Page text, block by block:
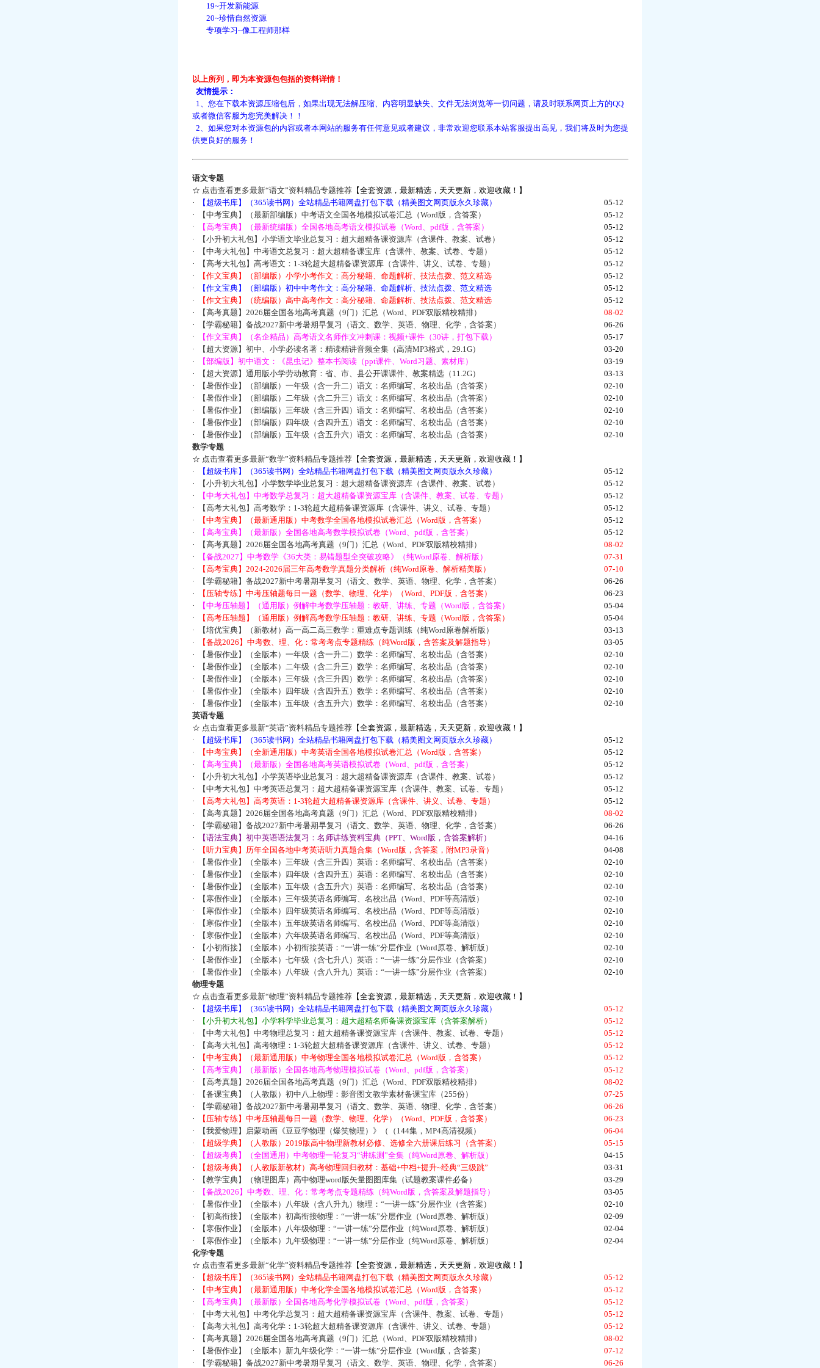
19~开发新能源
20~珍惜自然资源
专项学习~像工程师那样
以上所列，即为本资源包包括的资料详情！
友情提示：
1、您在下载本资源压缩包后，如果出现无法解压缩、内容明显缺失、文件无法浏览等一切问题，请及时联系网页上方的QQ
或者微信客服为您完美解决！！
2、如果您对本资源包的内容或者本网站的服务有任何意见或者建议，非常欢迎您联系本站客服提出高见，我们将及时为您提
供更良好的服务！
语文专题
☆ 点击查看更多最新“语文”资料精品专题推荐【全套资源，最新精选，天天更新，欢迎收藏！】
·
【超级书库】（365读书网）全站精品书籍网盘打包下载（精美图文网页版永久珍藏）
05-12
·
【中考宝典】（最新部编版）中考语文全国各地模拟试卷汇总（Word版，含答案）
05-12
·
【高考宝典】（最新统编版）全国各地高考语文模拟试卷（Word、pdf版，含答案）
05-12
·
【小升初大礼包】小学语文毕业总复习：超大超精备课资源库（含课件、教案、试卷）
05-12
·
【中考大礼包】中考语文总复习：超大超精备课宝库（含课件、教案、试卷、专题）
05-12
·
【高考大礼包】高考语文：1-3轮超大超精备课资源库（含课件、讲义、试卷、专题）
05-12
·
【作文宝典】（部编版）小学小考作文：高分秘籍、命题解析、技法点拨、范文精选
05-12
·
【作文宝典】（部编版）初中中考作文：高分秘籍、命题解析、技法点拨、范文精选
05-12
·
【作文宝典】（统编版）高中高考作文：高分秘籍、命题解析、技法点拨、范文精选
05-12
·
【高考真题】2026届全国各地高考真题（9门）汇总（Word、PDF双版精校精排）
08-02
·
【学霸秘籍】备战2027新中考暑期早复习（语文、数学、英语、物理、化学，含答案）
06-26
·
【作文宝典】（名企精品）高考语文名师作文冲刺课：视频+课件（30讲，打包下载）
05-17
·
【超大资源】初中、小学必读名著：精读精讲音频全集（高清MP3格式，29.1G）
03-20
·
【部编版】初中语文：《昆虫记》整本书阅读（ppt课件、Word习题、素材库）
03-19
·
【超大资源】通用版小学劳动教育：省、市、县公开课课件、教案精选（11.2G）
03-13
·
【暑假作业】（部编版）一年级（含一升二）语文：名师编写、名校出品（含答案）
02-10
·
【暑假作业】（部编版）二年级（含二升三）语文：名师编写、名校出品（含答案）
02-10
·
【暑假作业】（部编版）三年级（含三升四）语文：名师编写、名校出品（含答案）
02-10
·
【暑假作业】（部编版）四年级（含四升五）语文：名师编写、名校出品（含答案）
02-10
·
【暑假作业】（部编版）五年级（含五升六）语文：名师编写、名校出品（含答案）
02-10
数学专题
☆ 点击查看更多最新“数学”资料精品专题推荐【全套资源，最新精选，天天更新，欢迎收藏！】
·
【超级书库】（365读书网）全站精品书籍网盘打包下载（精美图文网页版永久珍藏）
05-12
·
【小升初大礼包】小学数学毕业总复习：超大超精备课资源库（含课件、教案、试卷）
05-12
·
【中考大礼包】中考数学总复习：超大超精备课资源宝库（含课件、教案、试卷、专题）
05-12
·
【高考大礼包】高考数学：1-3轮超大超精备课资源库（含课件、讲义、试卷、专题）
05-12
·
【中考宝典】（最新通用版）中考数学全国各地模拟试卷汇总（Word版，含答案）
05-12
·
【高考宝典】（最新版）全国各地高考数学模拟试卷（Word、pdf版，含答案）
05-12
·
【高考真题】2026届全国各地高考真题（9门）汇总（Word、PDF双版精校精排）
08-02
·
【备战2027】中考数学《36大类：易错题型全突破攻略》（纯Word原卷、解析版）
07-31
·
【高考宝典】2024-2026届三年高考数学真题分类解析（纯Word原卷、解析精美版）
07-10
·
【学霸秘籍】备战2027新中考暑期早复习（语文、数学、英语、物理、化学，含答案）
06-26
·
【压轴专练】中考压轴题每日一题（数学、物理、化学）（Word、PDF版，含答案）
06-23
·
【中考压轴题】（通用版）例解中考数学压轴题：教研、讲练、专题（Word版，含答案）
05-04
·
【高考压轴题】（通用版）例解高考数学压轴题：教研、讲练、专题（Word版，含答案）
05-04
·
【培优宝典】（新教材）高一高二高三数学：重难点专题训练（纯Word原卷解析版）
03-13
·
【备战2026】中考数、理、化：常考考点专题精练（纯Word版，含答案及解题指导）
03-05
·
【暑假作业】（全版本）一年级（含一升二）数学：名师编写、名校出品（含答案）
02-10
·
【暑假作业】（全版本）二年级（含二升三）数学：名师编写、名校出品（含答案）
02-10
·
【暑假作业】（全版本）三年级（含三升四）数学：名师编写、名校出品（含答案）
02-10
·
【暑假作业】（全版本）四年级（含四升五）数学：名师编写、名校出品（含答案）
02-10
·
【暑假作业】（全版本）五年级（含五升六）数学：名师编写、名校出品（含答案）
02-10
英语专题
☆ 点击查看更多最新“英语”资料精品专题推荐【全套资源，最新精选，天天更新，欢迎收藏！】
·
【超级书库】（365读书网）全站精品书籍网盘打包下载（精美图文网页版永久珍藏）
05-12
·
【中考宝典】（全新通用版）中考英语全国各地模拟试卷汇总（Word版，含答案）
05-12
·
【高考宝典】（最新版）全国各地高考英语模拟试卷（Word、pdf版，含答案）
05-12
·
【小升初大礼包】小学英语毕业总复习：超大超精备课资源库（含课件、教案、试卷）
05-12
·
【中考大礼包】中考英语总复习：超大超精备课资源宝库（含课件、教案、试卷、专题）
05-12
·
【高考大礼包】高考英语：1-3轮超大超精备课资源库（含课件、讲义、试卷、专题）
05-12
·
【高考真题】2026届全国各地高考真题（9门）汇总（Word、PDF双版精校精排）
08-02
·
【学霸秘籍】备战2027新中考暑期早复习（语文、数学、英语、物理、化学，含答案）
06-26
·
【语法宝典】初中英语语法复习：名师讲练资料宝典（PPT、Word版，含答案解析）
04-16
·
【听力宝典】历年全国各地中考英语听力真题合集（Word版，含答案，附MP3录音）
04-08
·
【暑假作业】（全版本）三年级（含三升四）英语：名师编写、名校出品（含答案）
02-10
·
【暑假作业】（全版本）四年级（含四升五）英语：名师编写、名校出品（含答案）
02-10
·
【暑假作业】（全版本）五年级（含五升六）英语：名师编写、名校出品（含答案）
02-10
·
【寒假作业】（全版本）三年级英语名师编写、名校出品（Word、PDF等高清版）
02-10
·
【寒假作业】（全版本）四年级英语名师编写、名校出品（Word、PDF等高清版）
02-10
·
【寒假作业】（全版本）五年级英语名师编写、名校出品（Word、PDF等高清版）
02-10
·
【寒假作业】（全版本）六年级英语名师编写、名校出品（Word、PDF等高清版）
02-10
·
【小初衔接】（全版本）小初衔接英语：“一讲一练”分层作业（Word原卷、解析版）
02-10
·
【暑假作业】（全版本）七年级（含七升八）英语：“一讲一练”分层作业（含答案）
02-10
·
【暑假作业】（全版本）八年级（含八升九）英语：“一讲一练”分层作业（含答案）
02-10
物理专题
☆ 点击查看更多最新“物理”资料精品专题推荐【全套资源，最新精选，天天更新，欢迎收藏！】
·
【超级书库】（365读书网）全站精品书籍网盘打包下载（精美图文网页版永久珍藏）
05-12
·
【小升初大礼包】小学科学毕业总复习：超大超精名师备课资源宝库（含答案解析）
05-12
·
【中考大礼包】中考物理总复习：超大超精备课资源宝库（含课件、教案、试卷、专题）
05-12
·
【高考大礼包】高考物理：1-3轮超大超精备课资源库（含课件、讲义、试卷、专题）
05-12
·
【中考宝典】（最新通用版）中考物理全国各地模拟试卷汇总（Word版，含答案）
05-12
·
【高考宝典】（最新版）全国各地高考物理模拟试卷（Word、pdf版，含答案）
05-12
·
【高考真题】2026届全国各地高考真题（9门）汇总（Word、PDF双版精校精排）
08-02
·
【备课宝典】（人教版）初中八上物理：影音图文教学素材备课宝库（255份）
07-25
·
【学霸秘籍】备战2027新中考暑期早复习（语文、数学、英语、物理、化学，含答案）
06-26
·
【压轴专练】中考压轴题每日一题（数学、物理、化学）（Word、PDF版，含答案）
06-23
·
【我爱物理】启蒙动画《豆豆学物理（爆笑物理）》（（144集，MP4高清视频）
06-04
·
【超级学典】（人教版）2019版高中物理新教材必修、选修全六册课后练习（含答案）
05-15
·
【超级考典】（全国通用）中考物理一轮复习“讲练测”全集（纯Word原卷、解析版）
04-15
·
【超级考典】（人教版新教材）高考物理回归教材：基础+中档+提升~经典“三级跳”
03-31
·
【教学宝典】（物理图库）高中物理word版矢量图图库集（试题教案课件必备）
03-29
·
【备战2026】中考数、理、化：常考考点专题精练（纯Word版，含答案及解题指导）
03-05
·
【暑假作业】（全版本）八年级（含八升九）物理：“一讲一练”分层作业（含答案）
02-10
·
【初高衔接】（全版本）初高衔接物理：“一讲一练”分层作业（Word原卷、解析版）
02-09
·
【寒假作业】（全版本）八年级物理：“一讲一练”分层作业（纯Word原卷、解析版）
02-04
·
【寒假作业】（全版本）九年级物理：“一讲一练”分层作业（纯Word原卷、解析版）
02-04
化学专题
☆ 点击查看更多最新“化学”资料精品专题推荐【全套资源，最新精选，天天更新，欢迎收藏！】
·
【超级书库】（365读书网）全站精品书籍网盘打包下载（精美图文网页版永久珍藏）
05-12
·
【中考宝典】（最新通用版）中考化学全国各地模拟试卷汇总（Word版，含答案）
05-12
·
【高考宝典】（最新版）全国各地高考化学模拟试卷（Word、pdf版，含答案）
05-12
·
【中考大礼包】中考化学总复习：超大超精备课资源宝库（含课件、教案、试卷、专题）
05-12
·
【高考大礼包】高考化学：1-3轮超大超精备课资源库（含课件、讲义、试卷、专题）
05-12
·
【高考真题】2026届全国各地高考真题（9门）汇总（Word、PDF双版精校精排）
08-02
·
【暑假作业】（全版本）新九年级化学：“一讲一练”分层作业（Word版，含答案）
07-12
·
【学霸秘籍】备战2027新中考暑期早复习（语文、数学、英语、物理、化学，含答案） 06-26